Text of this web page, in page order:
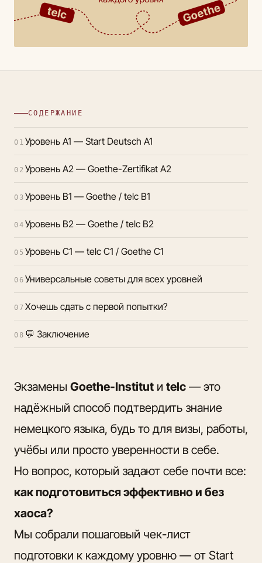
СОДЕРЖАНИЕ
01 Уровень A1 — Start Deutsch A1
02 Уровень A2 — Goethe-Zertifikat A2
03 Уровень B1 — Goethe / telc B1
04 Уровень B2 — Goethe / telc B2
05 Уровень C1 — telc C1 / Goethe C1
06 Универсальные советы для всех уровней
07 Хочешь сдать с первой попытки?
08 💬 Заключение
Экзамены Goethe-Institut и telc — это
надёжный способ подтвердить знание
немецкого языка, будь то для визы, работы,
учёбы или просто уверенности в себе.
Но вопрос, который задают себе почти все:
как подготовиться эффективно и без
хаоса?
Мы собрали пошаговый чек-лист
подготовки к каждому уровню — от Start